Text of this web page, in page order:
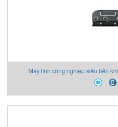
Máy tính công nghiệp siêu bền